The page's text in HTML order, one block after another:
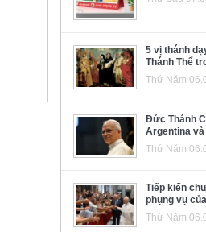
5 vị thánh
Thánh Thể
Thứ Năm
Đức Thánh
Argentina và
Thứ Năm
Tiếp kiến
phụng vụ
Thứ Năm